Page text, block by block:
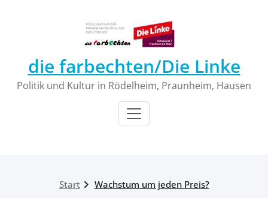
die farbechten/Die Linke
Politik und Kultur in Rödelheim, Praunheim, Hausen
Start Wachstum um jeden Preis?